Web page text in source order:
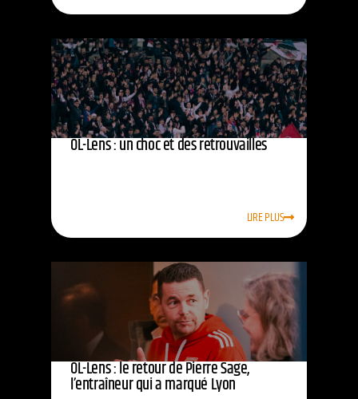
OL-Lens : un choc et des retrouvailles
LIRE PLUS
OL-Lens : le retour de Pierre Sage,
l’entraîneur qui a marqué Lyon